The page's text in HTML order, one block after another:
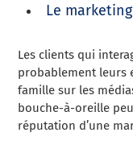
Le
Les clients qui
probablement leurs
famille sur les
bouche-à-oreille
réputation d’une